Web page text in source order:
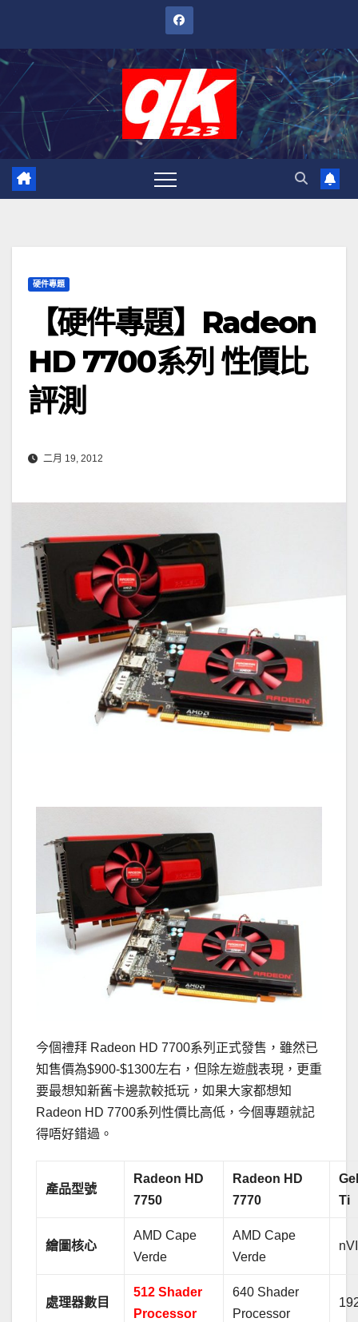
內
硬件專題
【硬件專題】Radeon
HD 7700系列 性價比
評測
二月 19, 2012
今個禮拜 Radeon HD 7700系列正式發售，雖然已
知售價為$900-$1300左右，但除左遊戲表現，更重
要最想知新舊卡邊款較抵玩，如果大家都想知
Radeon HD 7700系列性價比高低，今個專題就記
得唔好錯過。
產品型號
Radeon HD
7750
Radeon HD
7770
Ti
繪圖核心
AMD Cape
Verde
AMD Cape
Verde
處理器數目
512 Shader
Processor
640 Shader
Processor